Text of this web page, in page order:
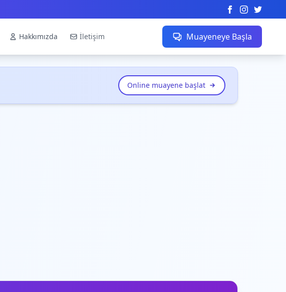
Hakkımızda İletişim Muayeneye Başla
Online muayene başlat